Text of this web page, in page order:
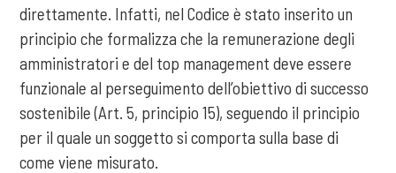
direttamente. Infatti, nel Codice è stato inserito un
principio che formalizza che la remunerazione degli
amministratori e del top management deve essere
funzionale al perseguimento dell’obiettivo di successo
sostenibile (Art. 5, principio 15), seguendo il principio
per il quale un soggetto si comporta sulla base di
come viene misurato.